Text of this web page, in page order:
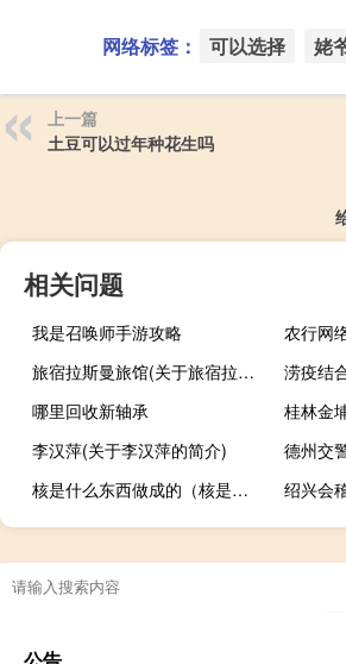
网络标签： 可以选择 姥
上一篇
土豆可以过年种花生吗
相关问题
我是召唤师手游攻略
农行网
旅宿拉斯曼旅馆(关于旅宿拉斯曼旅馆的简介)
涝疫结
哪里回收新轴承
李汉萍(关于李汉萍的简介)
核是什么东西做成的（核是什么东西）
绍兴会